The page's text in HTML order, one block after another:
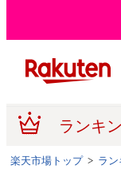
ランキ
楽天市場トップ> ラ